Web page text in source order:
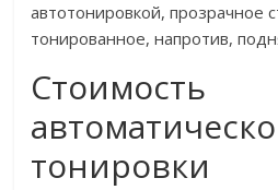
автотонировкой, прозрачное
тонированное, напротив,
Стоимость
тонировки